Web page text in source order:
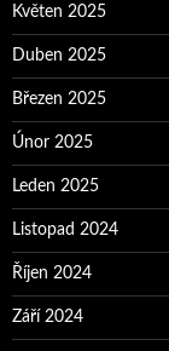
Květen 2025
Duben 2025
Březen 2025
Únor 2025
Leden 2025
Listopad 2024
Říjen 2024
Září 2024